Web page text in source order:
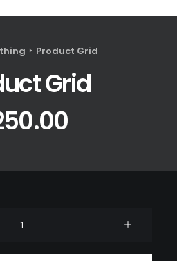
Product Grid
Grid
cantidad